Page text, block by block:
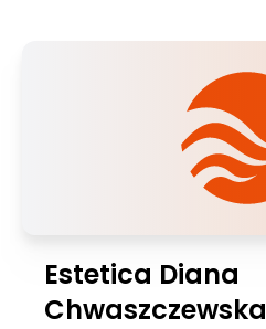
Estetica Diana
Chwaszczewska